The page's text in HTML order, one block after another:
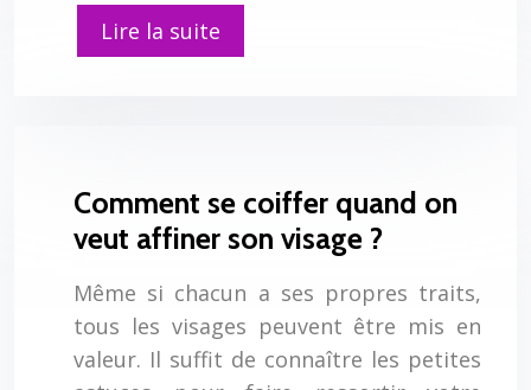
Lire la suite
Comment se coiffer quand on
veut affiner son visage ?
Même si chacun a ses propres traits,
tous les visages peuvent être mis en
valeur. Il suffit de connaître les petites